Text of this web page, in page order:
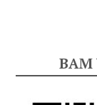
ВАМ